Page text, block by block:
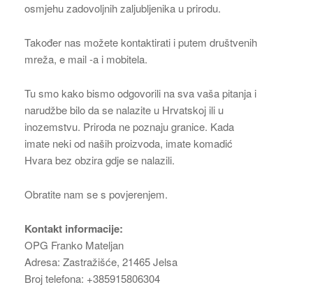
osmjehu zadovoljnih zaljubljenika u prirodu.
Također nas možete kontaktirati i putem društvenih
mreža, e mail -a i mobitela.
Tu smo kako bismo odgovorili na sva vaša pitanja i
narudžbe bilo da se nalazite u Hrvatskoj ili u
inozemstvu. Priroda ne poznaju granice. Kada
imate neki od naših proizvoda, imate komadić
Hvara bez obzira gdje se nalazili.
Obratite nam se s povjerenjem.
Kontakt informacije:
OPG Franko Mateljan
Adresa: Zastražišće, 21465 Jelsa
Broj telefona: +385915806304